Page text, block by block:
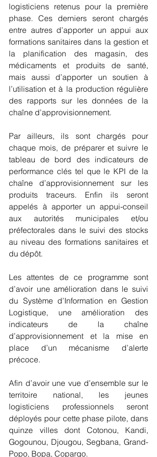
logisticiens retenus pour la première
phase. Ces derniers seront chargés
entre autres d’apporter un appui aux
formations sanitaires dans la gestion et
la planification des magasin, des
médicaments et produits de santé,
mais aussi d’apporter un soutien à
l’utilisation et à la production régulière
des rapports sur les données de la
chaîne d’approvisionnement.
Par ailleurs, ils sont chargés pour
chaque mois, de préparer et suivre le
tableau de bord des indicateurs de
performance clés tel que le KPI de la
chaîne d’approvisionnement sur les
produits traceurs. Enfin ils seront
appelés à apporter un appui-conseil
aux autorités municipales et/ou
préfectorales dans le suivi des stocks
au niveau des formations sanitaires et
du dépôt.
Les attentes de ce programme sont
d’avoir une amélioration dans le suivi
du Système d’Information en Gestion
Logistique, une amélioration des
indicateurs de la chaîne
d’approvisionnement et la mise en
place d’un mécanisme d’alerte
précoce.
Afin d’avoir une vue d’ensemble sur le
territoire national, les jeunes
logisticiens professionnels seront
déployés pour cette phase pilote, dans
quinze villes dont Cotonou, Kandi,
Gogounou, Djougou, Segbana, Grand-
Popo, Bopa, Copargo.